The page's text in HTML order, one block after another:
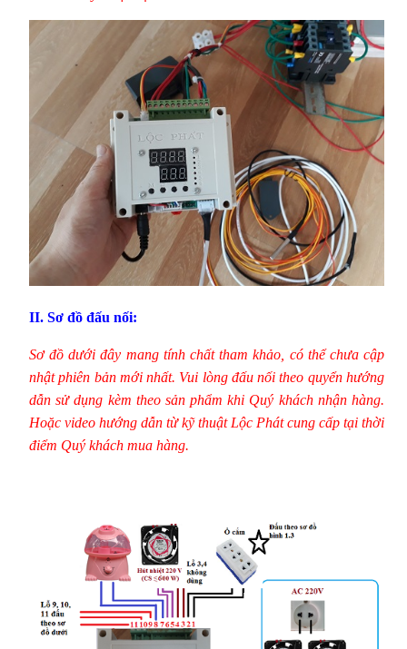
II. Sơ đồ đấu nối:
Sơ đồ dưới đây mang tính chất tham khảo, có thể chưa cập
nhật phiên bản mới nhất. Vui lòng đấu nối theo quyển hướng
dẫn sử dụng kèm theo sản phẩm khi Quý khách nhận hàng.
Hoặc video hướng dẫn từ kỹ thuật Lộc Phát cung cấp tại thời
điểm Quý khách mua hàng.